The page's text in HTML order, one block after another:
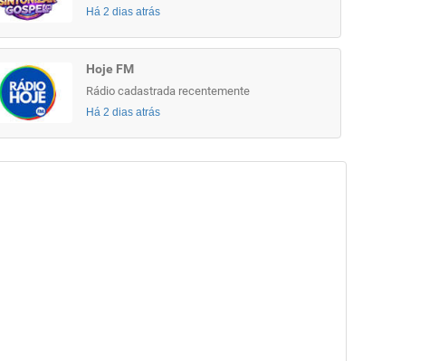
Há 2 dias atrás
Hoje FM
Rádio cadastrada recentemente
Há 2 dias atrás